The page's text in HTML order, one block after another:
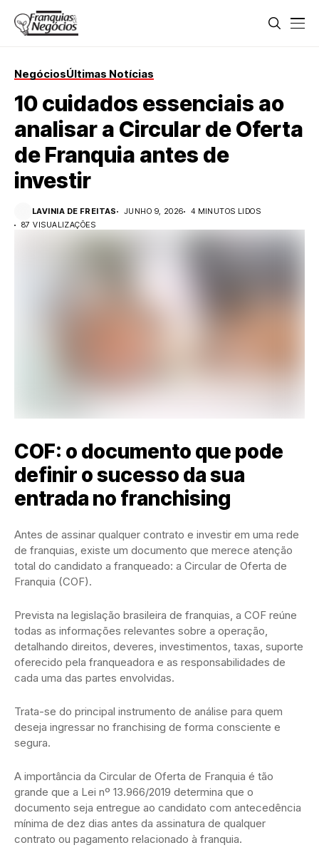
NegóciosÚltimas Notícias
10 cuidados essenciais ao
analisar a Circular de Oferta
de Franquia antes de
investir
LAVINIA DE FREITAS JUNHO 9, 2026
4 MINUTOS LIDOS
87 VISUALIZAÇÕES
COF: o documento que pode
definir o sucesso da sua
entrada no franchising
Antes de assinar qualquer contrato e investir em uma rede
de franquias, existe um documento que merece atenção
total do candidato a franqueado: a Circular de Oferta de
Franquia (COF).
Prevista na legislação brasileira de franquias, a COF reúne
todas as informações relevantes sobre a operação,
detalhando direitos, deveres, investimentos, taxas, suporte
oferecido pela franqueadora e as responsabilidades de
cada uma das partes envolvidas.
Trata-se do principal instrumento de análise para quem
deseja ingressar no franchising de forma consciente e
segura.
A importância da Circular de Oferta de Franquia é tão
grande que a Lei nº 13.966/2019 determina que o
documento seja entregue ao candidato com antecedência
mínima de dez dias antes da assinatura de qualquer
contrato ou pagamento relacionado à franquia.